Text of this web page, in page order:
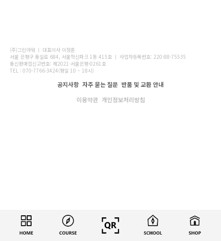
(주)그린아워 ㅣ 대표이사 이정훈
서울 은평구 통일로 684, 서울혁신파크 1동 415호 ㅣ 사업자등록번호: 220-88-75535
통신판매업신고번호: 제2021-서울은평-0261호
TEL : 070-7766-3424(평일 10 ~ 18시)
공지사항 자주 묻는 질문 반품 및 교환 안내
이용약관 개인정보처리방침